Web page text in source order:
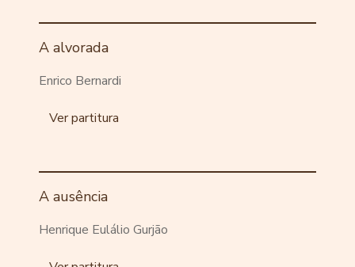
A alvorada
Enrico Bernardi
Ver partitura
A ausência
Henrique Eulálio Gurjão